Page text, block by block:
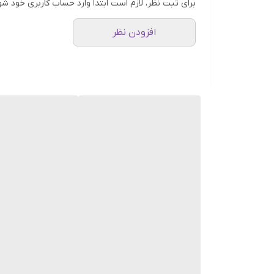
برای ثبت نظر، لازم است ابتدا وارد حساب کاربری خود
افزودن نظر